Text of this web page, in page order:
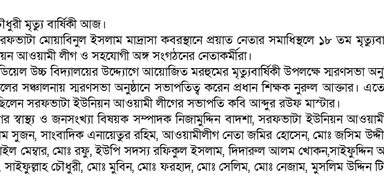
মৃত্যু বার্ষিকী আজ।
মোয়াবিনুল ইসলাম মাদ্রাসা কবরস্থানে প্রয়াত নেতার সমাধিস্থলে ১৮ তম
আওয়ামী লীগ ও সহযোগী অঙ্গ সংগঠনের নেতাকর্মীরা।
উচ্চ বিদ্যালয়ের উদ্দ্যোগে আয়োজিত মরহুমের মৃত্যুবার্ষিকী উপলক্ষে স্মরণসভা
সঞ্চালনায় স্মরণসভা অনুষ্ঠানে সভাপতিত্ব করেন প্রধান শিক্ষক নুরুল আক্তার।
সরফভাটা ইউনিয়ন আওয়ামী লীগের সভাপতি কবি আব্দুর রউফ মাস্টার।
স্বাস্থ্য ও জনসংখ্যা বিষয়ক সম্পাদক নিজামুদ্দিন বাদশা, সরফভাটা ইউনিয়ন
সাংবাদিক এনায়েতুর রহিম, আওয়ামীলীগ নেতা জমির হোসেন, মোঃ জসিম
মেম্বার, মোঃ রফু, ইউপি সদস্য রফিকুল ইসলাম, দিদারুল আলম খোকন,সাইফুদ্দিন
চৌধুরী, মোঃ মুবিন, মোঃ ফরহাদ, মোঃ সেলিম, মোঃ নেজাম, মুসলিম উদ্দিন